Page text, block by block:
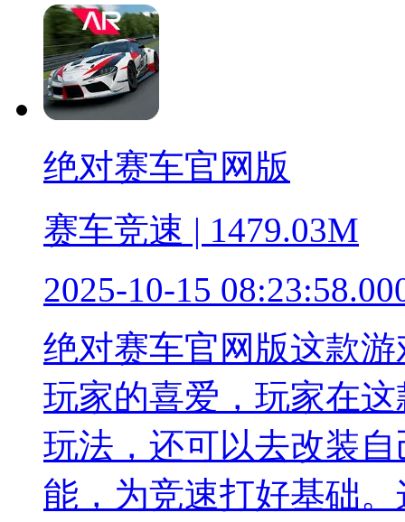
绝对赛车官网版
赛车竞速 | 1479.03M
2025-10-15
绝对赛车官网版这款
玩家的喜爱，玩家在
玩法，还可以去改装
能，为竞速打好基础